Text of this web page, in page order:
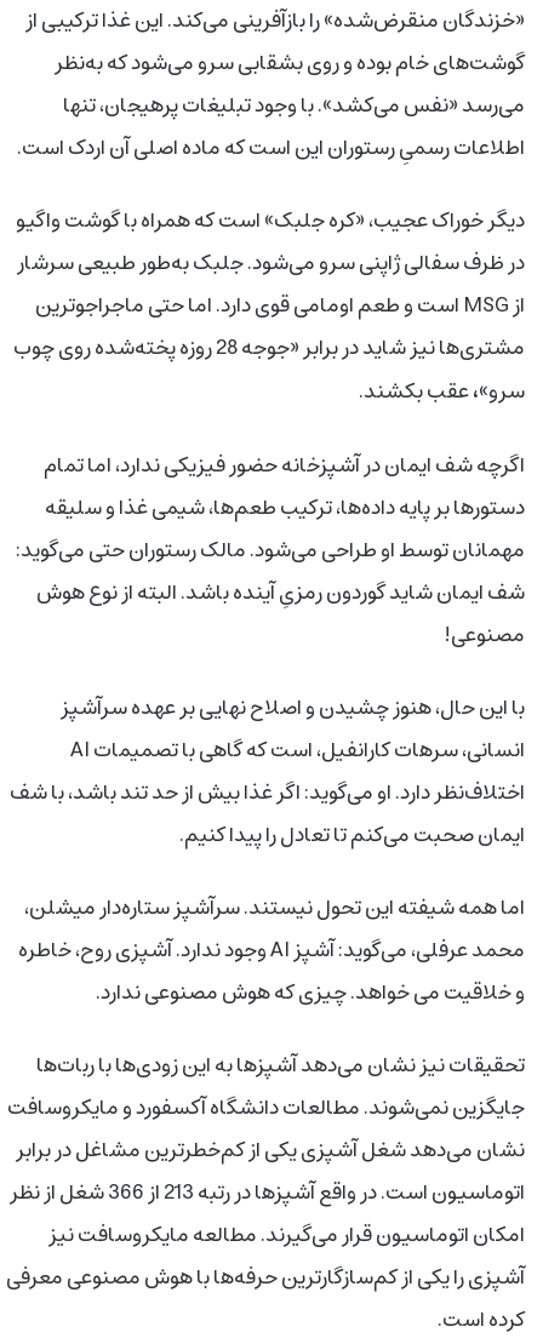
«خزندگان منقرض‌شده» را بازآفرینی می‌کند. این غذا ترکیبی از
گوشت‌های خام بوده و روی بشقابی سرو می‌شود که به‌نظر
می‌رسد «نفس می‌کشد». با وجود تبلیغات پرهیجان، تنها
اطلاعات رسمیِ رستوران این است که ماده اصلی آن اردک است.
دیگر خوراک عجیب، «کره جلبک» است که همراه با گوشت واگیو
در ظرف سفالی ژاپنی سرو می‌شود. جلبک به‌طور طبیعی سرشار
از MSG است و طعم اومامی قوی دارد. اما حتی ماجراجوترين
مشتری‌ها نیز شاید در برابر «جوجه 28 روزه پخته‌شده روی چوب
سرو»،عقب بکشند.
اگرچه شف ایمان در آشپزخانه حضور فیزیکی ندارد، اما تمام
دستورها بر پایه داده‌ها، ترکیب طعم‌ها، شیمی غذا و سلیقه
مهمانان توسط او طراحی می‌شود. مالک رستوران حتی می‌گوید:
شف ایمان شاید گوردون رمزیِ آینده باشد. البته از نوع هوش
مصنوعی!
با این حال، هنوز چشیدن و اصلاح نهایی بر عهده سرآشپز
انسانی، سرهات کارانفیل، است که گاهی با تصمیمات AI
اختلاف‌نظر دارد. او می‌گوید: اگر غذا بیش از حد تند باشد، با شف
ایمان صحبت می‌کنم تا تعادل را پیدا کنیم.
اما همه شیفته این تحول نیستند. سرآشپز ستاره‌دار میشلن،
محمد عرفلی، می‌گوید: آشپز AI وجود ندارد. آشپزی روح، خاطره
و خلاقیت می خواهد. چیزی که هوش مصنوعی ندارد.
تحقیقات نیز نشان می‌دهد آشپزها به این زودی‌ها با ربات‌ها
جایگزین نمی‌شوند. مطالعات دانشگاه آکسفورد و مایکروسافت
نشان می‌دهد شغل آشپزی یکی از کم‌خطرترین مشاغل در برابر
اتوماسیون است. در واقع آشپزها در رتبه 213 از 366 شغل از نظر
امکان اتوماسیون قرار می‌گیرند. مطالعه مایکروسافت نیز
آشپزی را یکی از کم‌سازگارترین حرفه‌ها با هوش مصنوعی معرفی
کرده است.